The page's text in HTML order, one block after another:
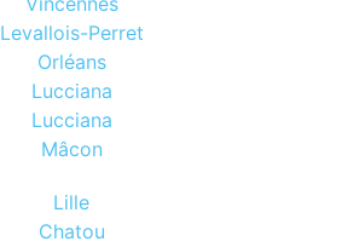
Levallois-Perret
Orléans
Lucciana
Lucciana
Mâcon
Lille
Chatou